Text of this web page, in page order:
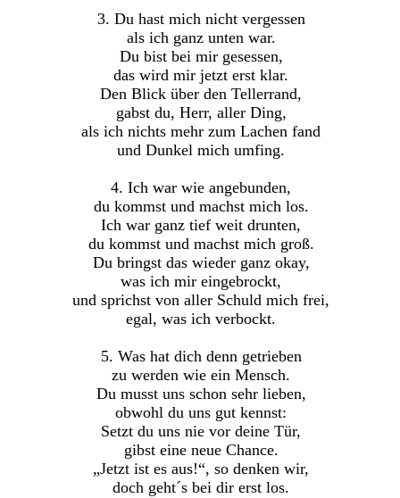
3. Du hast mich nicht vergessen
als ich ganz unten war.
Du bist bei mir gesessen,
das wird mir jetzt erst klar.
Den Blick über den Tellerrand,
gabst du, Herr, aller Ding,
als ich nichts mehr zum Lachen fand
und Dunkel mich umfing.
4. Ich war wie angebunden,
du kommst und machst mich los.
Ich war ganz tief weit drunten,
du kommst und machst mich groß.
Du bringst das wieder ganz okay,
was ich mir eingebrockt,
und sprichst von aller Schuld mich frei,
egal, was ich verbockt.
5. Was hat dich denn getrieben
zu werden wie ein Mensch.
Du musst uns schon sehr lieben,
obwohl du uns gut kennst:
Setzt du uns nie vor deine Tür,
gibst eine neue Chance.
„Jetzt ist es aus!“, so denken wir,
doch geht´s bei dir erst los.